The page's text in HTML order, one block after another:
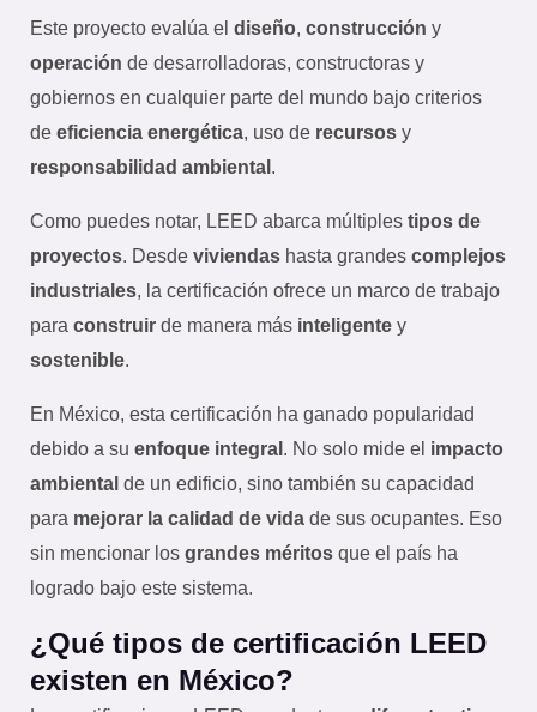
Este proyecto evalúa el diseño, construcción y
operación de desarrolladoras, constructoras y
gobiernos en cualquier parte del mundo bajo criterios
de eficiencia energética, uso de recursos y
responsabilidad ambiental .
Como puedes notar, LEED abarca múltiples tipos de
proyectos. Desde viviendas hasta grandes complejos
industriales, la certificación ofrece un marco de trabajo
para construir de manera más inteligente y
sostenible.
En México, esta certificación ha ganado popularidad
debido a su enfoque integral . No solo mide el impacto
ambiental de un edificio, sino también su capacidad
para mejorar la calidad de vida de sus ocupantes. Eso
sin mencionar los grandes méritos que el país ha
logrado bajo este sistema.
¿Qué tipos de certificación LEED
existen en México?